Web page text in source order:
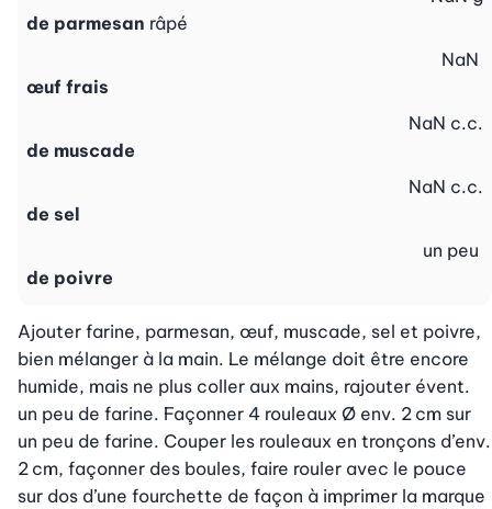
de parmesan râpé
œuf frais
NaN
de muscade
NaN c.c.
de sel
NaN c.c.
de poivre
un peu
Ajouter farine, parmesan, œuf, muscade, sel et poivre,
bien mélanger à la main. Le mélange doit être encore
humide, mais ne plus coller aux mains, rajouter évent.
un peu de farine. Façonner 4 rouleaux Ø env. 2 cm sur
un peu de farine. Couper les rouleaux en tronçons d’env.
2 cm, façonner des boules, faire rouler avec le pouce
sur dos d’une fourchette de façon à imprimer la marque